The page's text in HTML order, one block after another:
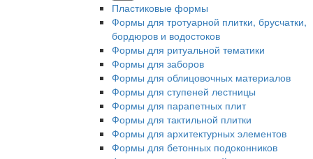
Пластиковые формы
Формы для тротуарной плитки, брусчатки,
бордюров и водостоков
Формы для ритуальной тематики
Формы для заборов
Формы для облицовочных материалов
Формы для ступеней лестницы
Формы для парапетных плит
Формы для тактильной плитки
Формы для архитектурных элементов
Формы для бетонных подоконников